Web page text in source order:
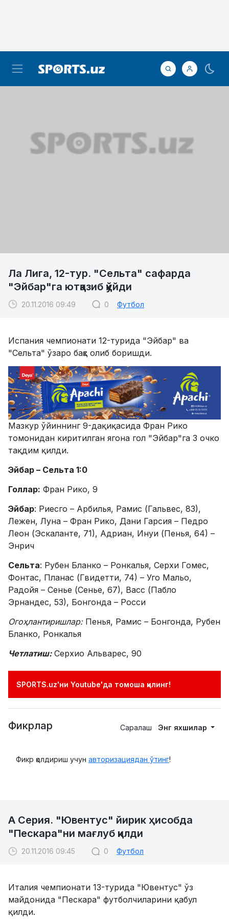
Ла Лига, 12-тур. "Сельта" сафарда
"Эйбар"га ютқазиб қўйди
20.11.2016 09:49 0 Футбол
Испания чемпионати 12-турида "Эйбар" ва
"Сельта" ўзаро баҳс олиб боришди.
Мазкур ўйиннинг 9-дақиқасида Фран Рико
томонидан киритилган ягона гол "Эйбар"га 3 очко
тақдим қилди.
Эйбар – Сельта 1:0
Голлар: Фран Рико, 9
Эйбар: Риесго – Арбилья, Рамис (Гальвес, 83),
Лежен, Луна – Фран Рико, Дани Гарсия – Педро
Леон (Эскаланте, 71), Адриан, Инуи (Пенья, 64) –
Энрич
Сельта: Рубен Бланко – Ронкалья, Серхи Гомес,
Фонтас, Планас (Гвидетти, 74) – Уго Мальо,
Радойя – Сенье (Сенье, 67), Васс (Пабло
Эрнандес, 53), Бонгонда – Росси
Огоҳлантиришлар:Пенья, Рамис – Бонгонда, Рубен
Бланко, Ронкалья
Четлатиш:Серхио Альварес, 90
SPORTS.uz'ни Youtube'да томоша қилинг!
Фикрлар Саралаш Энг яхшилар
Фикр қолдириш учун авторизациядан ўтинг!
А Серия. "Ювентус" йирик ҳисобда
"Пескара"ни мағлуб қилди
20.11.2016 09:45 0 Футбол
Италия чемпионати 13-турида "Ювентус" ўз
майдонида "Пескара" футболчиларини қабул
қилди.